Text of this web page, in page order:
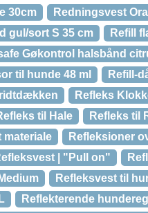
30cm
Redningsvest
gul/sort S 35 cm
Refill
Gøkontrol halsbånd
til hunde 48 ml
Refill-
Refleks
til Hale Refleks til
materiale
Refleksioner
| "Pull on"
Refleksvest til
Reflekterende